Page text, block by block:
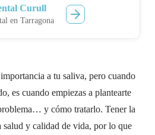
Curull
en Tarragona
a tu saliva, pero cuando
es cuando empiezas a plantearte
y cómo tratarlo. Tener la
salud y calidad de vida, por lo que